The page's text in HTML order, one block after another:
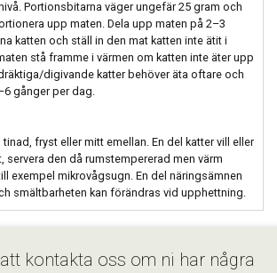
Portionsbitarna väger ungefär 25 gram och
upp maten. Dela upp maten på 2–3
katten och ställ in den mat katten inte ätit i
stå framme i värmen om katten inte äter upp
digivande katter behöver äta oftare och
gånger per dag.
fryst eller mitt emellan. En del katter vill eller
servera den då rumstempererad men värm
exempel mikrovågsugn. En del näringsämnen
smältbarheten kan förändras vid upphettning.
kontakta oss om ni har några